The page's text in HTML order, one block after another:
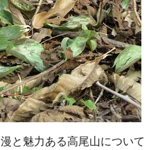
と魅力ある高尾山について